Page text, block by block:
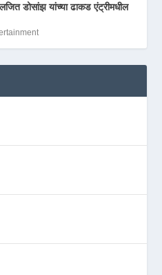
डोसांझ यांच्या ढाकड एंट्रीमधील